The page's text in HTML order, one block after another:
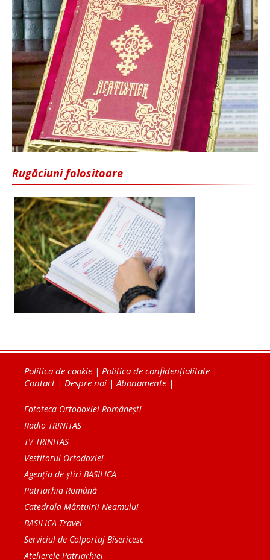
Rugăciuni folositoare
Politica de cookie | Politica de confidențialitate |
Contact| Despre noi | Abonamente |
Fototeca Ortodoxiei Românești
Radio TRINITAS
TV TRINITAS
Vestitorul Ortodoxiei
Agenţia de ştiri BASILICA
Patriarhia Română
Catedrala Mântuirii Neamului
BASILICA Travel
Serviciul de Colportaj Bisericesc
Atelierele Patriarhiei